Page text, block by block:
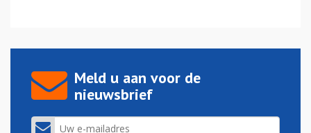
Meld u aan voor de
nieuwsbrief